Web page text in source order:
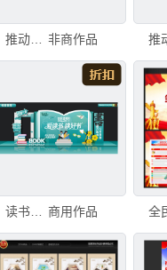
推动全民阅读宣传展板 非商作品
读书日美陈 商用作品